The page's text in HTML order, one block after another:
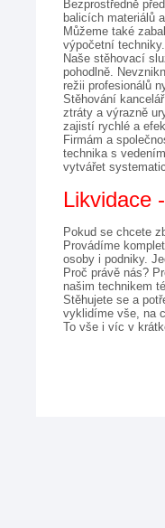
Bezprostředně
balicích materiálů
Můžeme také
výpočetní techniky.
Naše stěhovací
pohodlně.
režii profesionálů
Stěhování
ztráty a výrazně
zajistí rychlé a
Firmám a
technika s
vytvářet
Likvidace
Pokud se chcete
Provádíme
osoby i podniky.
Proč právě nás?
našim technikem
Stěhujete se a
vyklidíme vše, na
To vše i víc v